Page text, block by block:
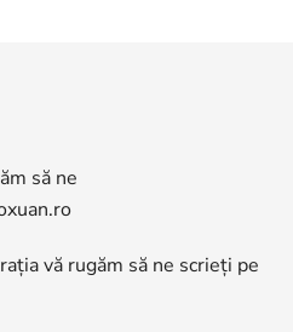
să ne
vă rugăm să ne scrieți pe